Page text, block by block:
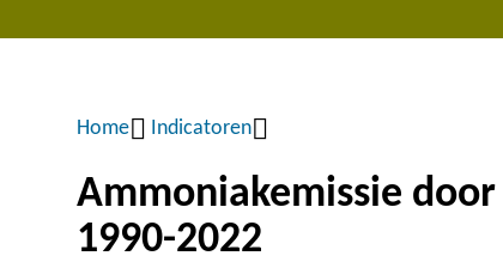
Omgevingsvisie
Kruimelpad
Home Indicatoren
Ammoniakemissie
1990-2022